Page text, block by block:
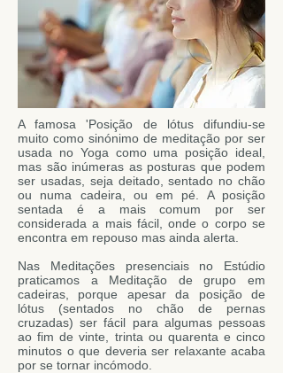
A famosa 'Posição de lótusdifundiu-se
muito como sinónimo de meditação por ser
usada no Yoga como uma posição ideal,
mas são inúmeras as posturas que podem
ser usadas, seja deitado, sentado no chão
ou numa cadeira, ou em pé. A posição
sentada é a mais comum por ser
considerada a mais fácil, onde o corpo se
encontra em repouso mas ainda alerta.
Nas Meditações presenciais no Estúdio
praticamos a Meditação de grupo em
cadeiras, porque apesar da posição de
lótus (sentados no chão de pernas
cruzadas) ser fácil para algumas pessoas
ao fim de vinte, trinta ou quarenta e cinco
minutos o que deveria ser relaxante acaba
por se tornar incómodo.